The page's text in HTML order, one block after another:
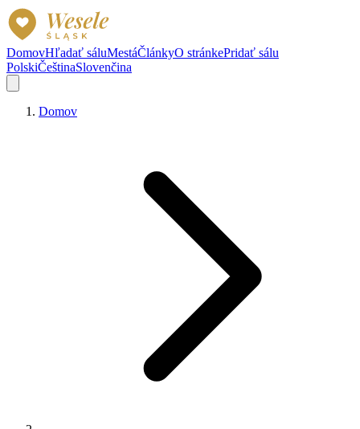
DomovHľadať sáluMestáČlánkyO stránkePridať sálu
PolskiČeštinaSlovenčina
Domov